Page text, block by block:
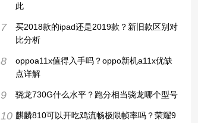
此
7
买2018款的ipad还是2019款？新旧款区别对
比分析
8
oppoa11x值得入手吗？oppo新机a11x优缺
点详解
9 骁龙730G什么水平？跑分相当骁龙哪个型号
10 麒麟810可以开吃鸡流畅极限帧率吗？荣耀9